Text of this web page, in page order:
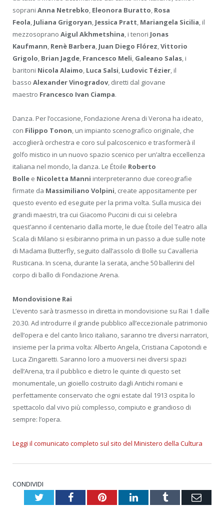
soprani Anna Netrebko Eleonora Buratto Rosa
Feola Juliana Grigoryan Jessica Pratt Mariangela Sicilia , il
mezzosoprano Aigul Akhmetshina , i tenori Jonas
Kaufmann Renè Barbera Juan Diego Flórez Vittorio
Grigolo Brian Jagde Francesco Meli Galeano Salas , i
baritoni Nicola Alaimo Luca Salsi Ludovic Tézier , il
basso Alexander Vinogradov, diretti dal giovane
maestro Francesco Ivan Ciampa.
Danza. Per l’occasione, Fondazione Arena di Verona ha ideato,
con Filippo Tonon, un impianto scenografico originale, che
accoglierà orchestra e coro sul palcoscenico e trasformerà il
golfo mistico in un nuovo spazio scenico per un’altra eccellenza
italiana nel mondo, la danza. Le Étoile Roberto
Bolle e Nicoletta Manni interpreteranno due coreografie
firmate da Massimiliano Volpini, create appositamente per
questo evento ed eseguite per la prima volta. Sulla musica dei
grandi maestri, tra cui Giacomo Puccini di cui si celebra
quest’anno il centenario dalla morte, le due Étoile del Teatro alla
Scala di Milano si esibiranno prima in un passo a due sulle note
di Madama Butterfly, seguito dall’assolo di Bolle su Cavalleria
Rusticana. In scena, durante la serata, anche 50 ballerini del
corpo di ballo di Fondazione Arena.
Mondovisione Rai
L’evento sarà trasmesso in diretta in mondovisione su Rai 1 dalle
20.30. Ad introdurre il grande pubblico all’eccezionale patrimonio
dell’opera e del canto lirico italiano, saranno tre diversi narratori,
insieme per la prima volta: Alberto Angela, Cristiana Capotondi e
Luca Zingaretti. Saranno loro a muoversi nei diversi spazi
dell’Arena, tra il pubblico e dietro le quinte di questo set
monumentale, un gioiello costruito dagli Antichi romani e
perfettamente conservato che ogni estate dal 1913 ospita lo
spettacolo dal vivo più complesso, compiuto e grandioso di
sempre: l’opera.
Leggi il comunicato completo sul sito del Ministero della Cultura
CONDIVIDI
TwitterFacebookPinterestLinkedInTumblr